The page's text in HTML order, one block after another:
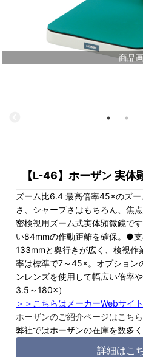
商品
【L-46】ホーザン 実体
ズーム比6.4 最高倍率45×のズ
さ、シャープさはもちろん、焦
密検視用ズーム式実体顕微鏡で
い84mmの作動距離を確保。●
133mmと奥行きが広く、検視
率は標準で7～45×。オプション
ンレンズを使用して幅広い倍率
3.5～180×）
＞＞こちらはメーカーWebサイ
ホーザンのご紹介ページはこちら
弊社ではホーザンの在庫を数多
詳細はこ